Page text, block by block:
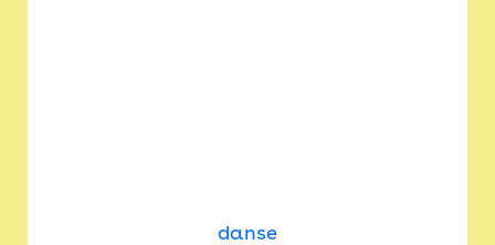
danse